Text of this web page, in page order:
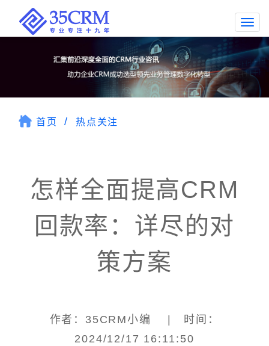
首页 热点关注
怎样全面提高CRM
回款率：详尽的对
策方案
作者：35CRM小编 | 时间：
2024/12/17 16:11:50